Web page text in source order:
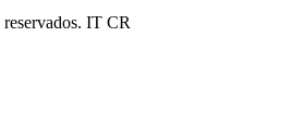
IT CR